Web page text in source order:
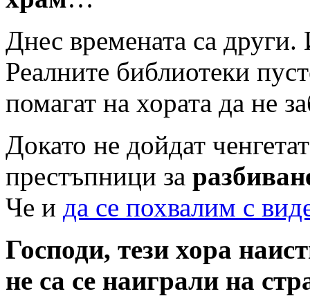
Днес времената са други.
Реалните библиотеки
помагат на хората да не
Докато не дойдат
престъпници за
Че и да се похвалим с
Господи, тези хора
не са се наиграли на